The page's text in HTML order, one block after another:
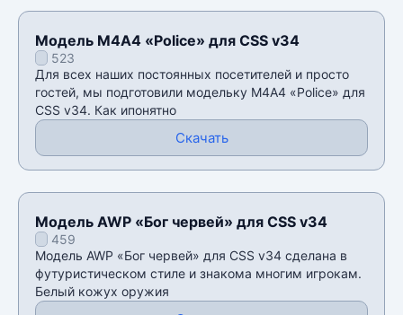
Модель М4А4 «Police» для CSS v34
523
Для всех наших постоянных посетителей и просто
гостей, мы подготовили модельку М4А4 «Police» для
CSS v34. Как ипонятно
Скачать
Модель AWP «Бог червей» для CSS v34
459
Модель AWP «Бог червей» для CSS v34 сделана в
футуристическом стиле и знакома многим игрокам.
Белый кожух оружия